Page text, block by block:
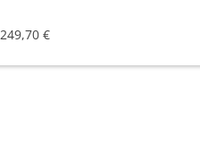
249,70 €